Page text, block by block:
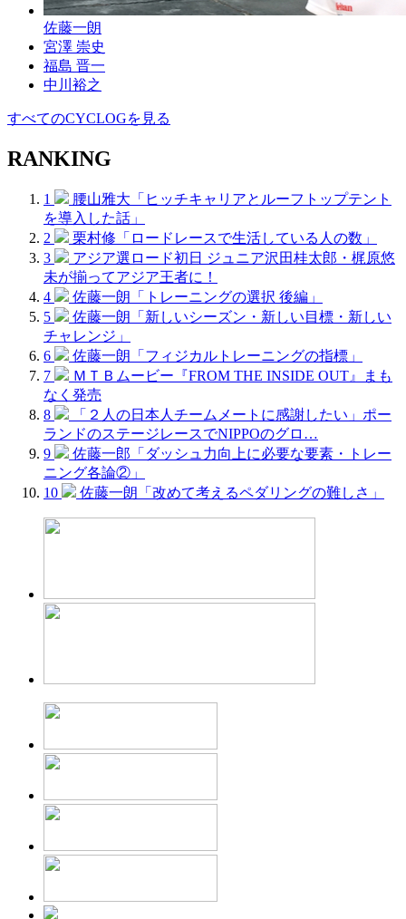
佐藤一朗
宮澤 崇史
福島 晋一
中川裕之
すべてのCYCLOGを見る
RANKING
1
腰山雅大「ヒッチキャリアとルーフトップテント
を導入した話」
2
栗村修「ロードレースで生活している人の数」
3
アジア選ロード初日 ジュニア沢田桂太郎・梶原悠
未が揃ってアジア王者に！
4
佐藤一朗「トレーニングの選択 後編」
5
佐藤一朗「新しいシーズン・新しい目標・新しい
チャレンジ」
6
佐藤一朗「フィジカルトレーニングの指標」
7
ＭＴＢムービー『FROM THE INSIDE OUT』まも
なく発売
8
「２人の日本人チームメートに感謝したい」ポー
ランドのステージレースでNIPPOのグロ…
9
佐藤一郎「ダッシュ力向上に必要な要素・トレー
ニング各論②」
10
佐藤一朗「改めて考えるペダリングの難しさ」